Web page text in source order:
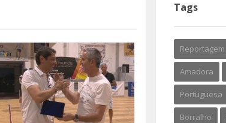
Tags
Reportagem
Amadora
Portuguesa
Borralho